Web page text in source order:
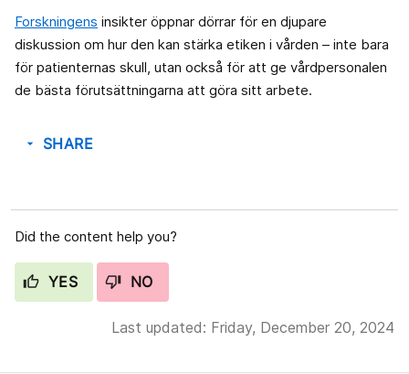
Forskningens insikter öppnar dörrar för en djupare
diskussion om hur den kan stärka etiken i vården – inte bara
för patienternas skull, utan också för att ge vårdpersonalen
de bästa förutsättningarna att göra sitt arbete.
arrow_drop_down SHARE
Did the content help you?
YES NO
Last updated: Friday, December 20, 2024